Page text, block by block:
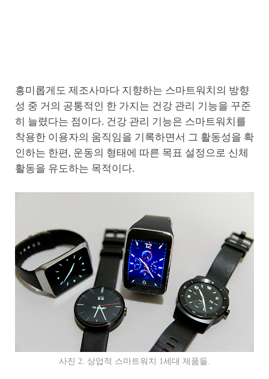
흥미롭게도 제조사마다 지향하는 스마트워치의 방향
성 중 거의 공통적인 한 가지는 건강 관리 기능을 꾸준
히 늘렸다는 점이다. 건강 관리 기능은 스마트워치를
착용한 이용자의 움직임을 기록하면서 그 활동성을 확
인하는 한편, 운동의 형태에 따른 목표 설정으로 신체
활동을 유도하는 목적이다.
사진 2. 상업적 스마트워치 1세대 제품들.